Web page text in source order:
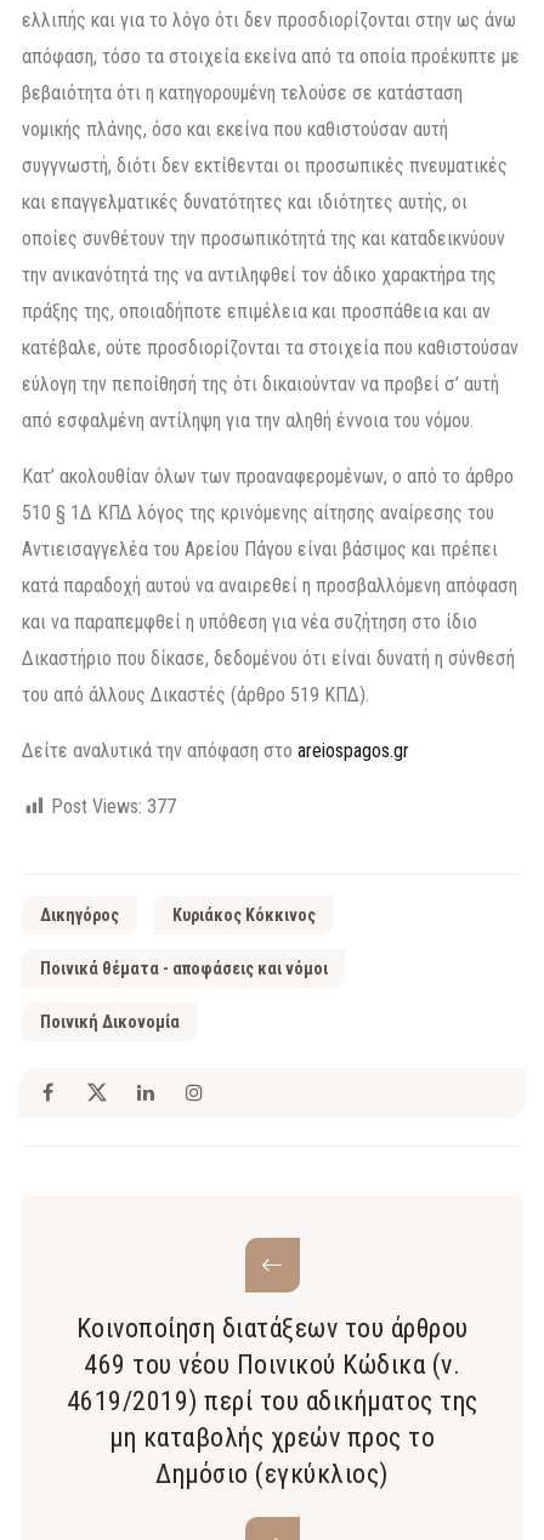
ελλιπής και για το λόγο ότι δεν προσδιορίζονται στην ως άνω
απόφαση, τόσο τα στοιχεία εκείνα από τα οποία προέκυπτε με
βεβαιότητα ότι η κατηγορουμένη τελούσε σε κατάσταση
νομικής πλάνης, όσο και εκείνα που καθιστούσαν αυτή
συγγνωστή, διότι δεν εκτίθενται οι προσωπικές πνευματικές
και επαγγελματικές δυνατότητες και ιδιότητες αυτής, οι
οποίες συνθέτουν την προσωπικότητά της και καταδεικνύουν
την ανικανότητά της να αντιληφθεί τον άδικο χαρακτήρα της
πράξης της, οποιαδήποτε επιμέλεια και προσπάθεια και αν
κατέβαλε, ούτε προσδιορίζονται τα στοιχεία που καθιστούσαν
εύλογη την πεποίθησή της ότι δικαιούνταν να προβεί σ’ αυτή
από εσφαλμένη αντίληψη για την αληθή έννοια του νόμου.
Κατ’ ακολουθίαν όλων των προαναφερομένων, ο από το άρθρο
510 § 1Δ ΚΠΔ λόγος της κρινόμενης αίτησης αναίρεσης του
Αντιεισαγγελέα του Αρείου Πάγου είναι βάσιμος και πρέπει
κατά παραδοχή αυτού να αναιρεθεί η προσβαλλόμενη απόφαση
και να παραπεμφθεί η υπόθεση για νέα συζήτηση στο ίδιο
Δικαστήριο που δίκασε, δεδομένου ότι είναι δυνατή η σύνθεσή
του από άλλους Δικαστές (άρθρο 519 ΚΠΔ).
Δείτε αναλυτικά την απόφαση στο areiospagos.gr
Post Views: 377
Δικηγόρος Κυριάκος Κόκκινος
Ποινικά θέματα - αποφάσεις και νόμοι
Ποινική Δικονομία
Κοινοποίηση διατάξεων του άρθρου
469 του νέου Ποινικού Κώδικα (ν.
4619/2019) περί του αδικήματος της
μη καταβολής χρεών προς το
Δημόσιο (εγκύκλιος)